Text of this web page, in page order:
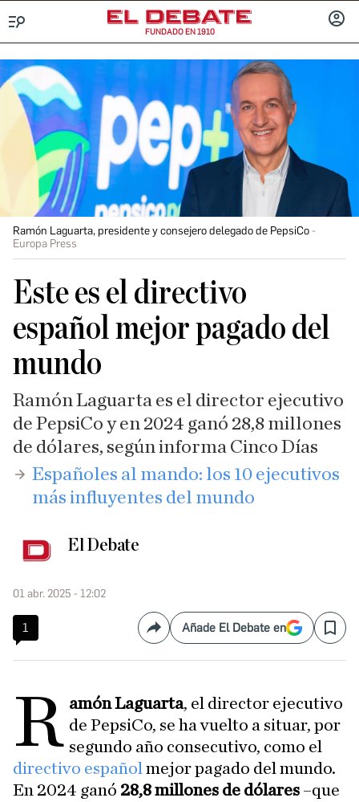
FUNDADO EN 1910
Ramón Laguarta, presidente y consejero delegado de PepsiCo
Europa Press
Este es el directivo
español mejor pagado del
mundo
Ramón Laguarta es el director ejecutivo
de PepsiCo y en 2024 ganó 28,8 millones
de dólares, según informa Cinco Días
​Españoles al mando: los 10 ejecutivos
más influyentes del mundo
El Debate
01 abr. 2025 - 12:02
1 CompartirAñade El Debate en Save
R amón Laguarta, el director ejecutivo
de PepsiCo, se ha vuelto a situar, por
segundo año consecutivo, como el
directivo español mejor pagado del mundo.
En 2024 ganó 28,8 millones de dólares –que